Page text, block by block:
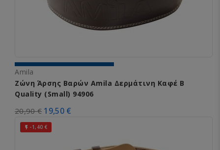
Amila
Ζώνη Άρσης Βαρών Amila Δερμάτινη Καφέ B
Quality (Small) 94906
20,90 € 19,50 €
 -1,40 €